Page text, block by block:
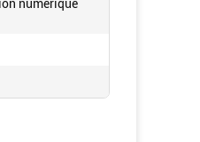
numérique